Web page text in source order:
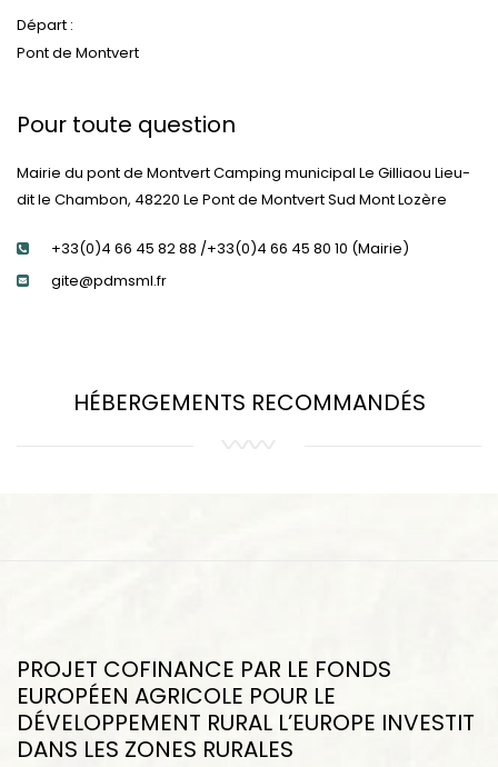
Départ :
Pont de Montvert
Pour toute question
Mairie du pont de Montvert Camping municipal Le Gilliaou Lieu-
dit le Chambon, 48220 Le Pont de Montvert Sud Mont Lozère
+33(0)4 66 45 82 88 /+33(0)4 66 45 80 10 (Mairie)
gite@pdmsml.fr
HÉBERGEMENTS RECOMMANDÉS
PROJET COFINANCE PAR LE FONDS
EUROPÉEN AGRICOLE POUR LE
DÉVELOPPEMENT RURAL L’EUROPE INVESTIT
DANS LES ZONES RURALES